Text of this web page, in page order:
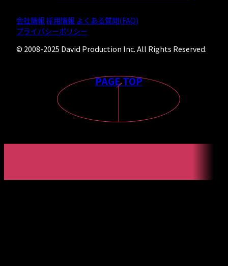
会社情報 採用情報 よくある質問(FAQ)
プライバシーポリシー
© 2008-2025 David Production Inc. All Rights Reserved.
PAGE TOP